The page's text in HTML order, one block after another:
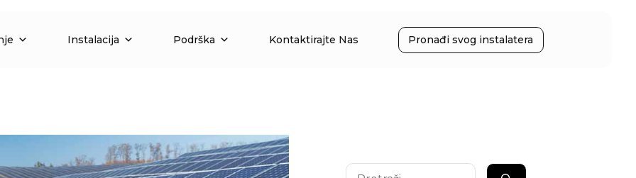
Instalacija Podrška Kontaktirajte Nas Pronađi svog instalatera
Pretraži: